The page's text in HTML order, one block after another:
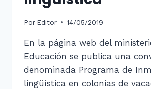
Por Editor 14/05/2019
En la página web del
Educación se publica una
denominada Programa de
lingüística en colonias de